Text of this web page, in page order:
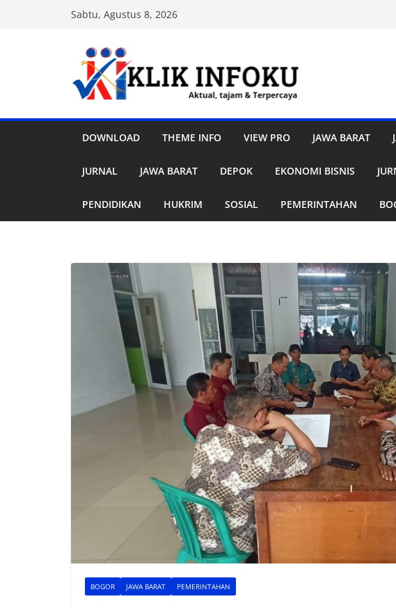
Sabtu, Agustus 8, 2026
DOWNLOAD THEME INFO VIEW PRO JAWA BARAT
JURNAL JAWA BARAT DEPOK EKONOMI BISNIS
PENDIDIKAN HUKRIM SOSIAL PEMERINTAHAN
BOGOR JAWA BARAT PEMERINTAHAN